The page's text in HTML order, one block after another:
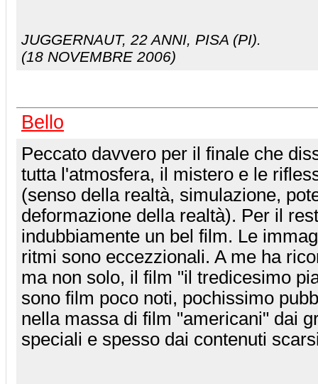
JUGGERNAUT, 22 ANNI, PISA (PI).
(18 NOVEMBRE 2006)
Bello
Peccato davvero per il finale che
tutta l'atmosfera, il mistero e le
(senso della realtà, simulazione,
deformazione della realtà). Per il
indubbiamente un bel film. Le
ritmi sono eccezzionali. A me ha
ma non solo, il film "il tredicesimo
sono film poco noti, pochissimo
nella massa di film "americani" dai
speciali e spesso dai contenuti